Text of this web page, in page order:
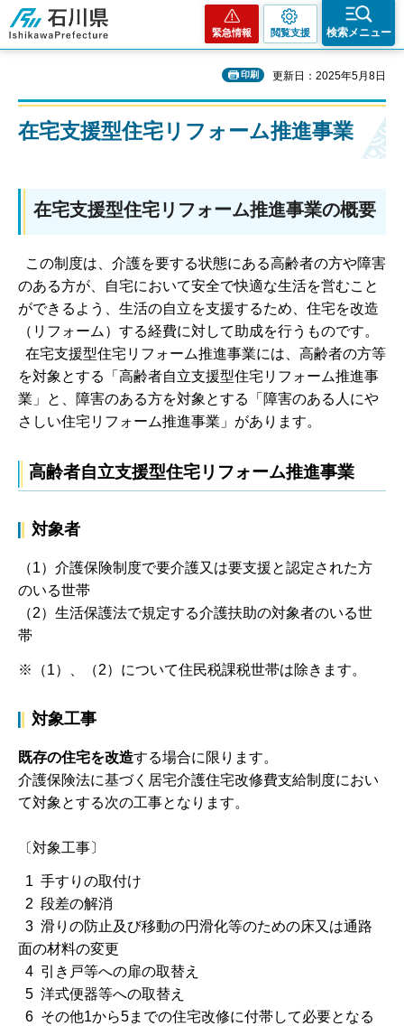
石川県
緊急情報 閲覧支援 検索メニュー
印刷 更新日：2025年5月8日
在宅支援型住宅リフォーム推進事業
在宅支援型住宅リフォーム推進事業の概要
この制度は、介護を要する状態にある高齢者の方や障害
のある方が、自宅において安全で快適な生活を営むこと
ができるよう、生活の自立を支援するため、住宅を改造
（リフォーム）する経費に対して助成を行うものです。
在宅支援型住宅リフォーム推進事業には、高齢者の方等
を対象とする「高齢者自立支援型住宅リフォーム推進事
業」と、障害のある方を対象とする「障害のある人にや
さしい住宅リフォーム推進事業」があります。
高齢者自立支援型住宅リフォーム推進事業
対象者
（1）介護保険制度で要介護又は要支援と認定された方
のいる世帯
（2）生活保護法で規定する介護扶助の対象者のいる世
帯
※（1）、（2）について住民税課税世帯は除きます。
対象工事
既存の住宅を改造する場合に限ります。
介護保険法に基づく居宅介護住宅改修費支給制度におい
て対象とする次の工事となります。
〔対象工事〕
1 手すりの取付け
2 段差の解消
3 滑りの防止及び移動の円滑化等のための床又は通路
面の材料の変更
4 引き戸等への扉の取替え
5 洋式便器等への取替え
6 その他1から5までの住宅改修に付帯して必要となる